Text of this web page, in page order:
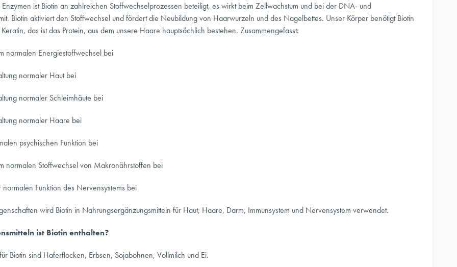
ist Biotin an zahlreichen Stoffwechselprozessen beteiligt, es wirkt beim Zellwachstum und bei der DNA- und
Biotin aktiviert den Stoffwechsel und fördert die Neubildung von Haarwurzeln und des Nagelbettes. Unser Körper benötigt Biotin
das ist das Protein, aus dem unsere Haare hauptsächlich bestehen. Zusammengefasst:
normalen Energiestoffwechsel bei
normaler Haut bei
normaler Schleimhäute bei
normaler Haare bei
psychischen Funktion bei
normalen Stoffwechsel von Makronährstoffen bei
normalen Funktion des Nervensystems bei
wird Biotin in Nahrungsergänzungsmitteln für Haut, Haare, Darm, Immunsystem und Nervensystem verwendet.
ist Biotin enthalten?
Biotin sind Haferflocken, Erbsen, Sojabohnen, Vollmilch und Ei.